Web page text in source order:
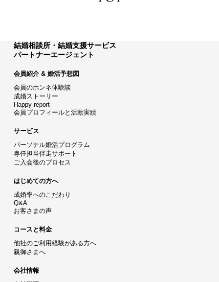
結婚相談所・結婚支援サービス
パートナーエージェント
会員紹介 & 婚活予想図
会員のホンネ体験談
成婚ストーリー
Happy report
会員プロフィールと活動実績
サービス
パーソナル婚活プログラム
専任担当伴走サポート
ご入会後のプロセス
はじめての方へ
成婚率へのこだわり
Q&A
お客さまの声
コースと料金
他社のご利用経験がある方へ
親御さまへ
会社情報